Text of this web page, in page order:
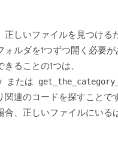
正しいファイルを見つける
ォルダを1つずつ開く必要が
ることの1つは、
または
関連のコードを探すことで
合、正しいファイルにいる